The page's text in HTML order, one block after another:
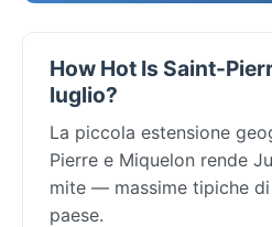
How Hot Is Saint-
luglio?
La piccola estensione
Pierre e Miquelon rende
mite — massime tipiche
paese.